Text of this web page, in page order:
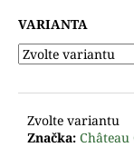
VARIANTA
Zvolte variantu
Značka: Château
e
m
e